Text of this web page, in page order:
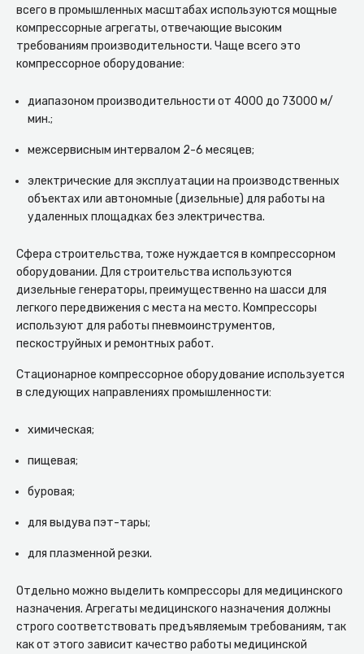
всего в промышленных масштабах используются мощные
компрессорные агрегаты, отвечающие высоким
требованиям производительности. Чаще всего это
компрессорное оборудование:
диапазоном производительности от 4000 до 73000 м/
мин.;
межсервисным интервалом 2-6 месяцев;
электрические для эксплуатации на производственных
объектах или автономные (дизельные) для работы на
удаленных площадках без электричества.
Сфера строительства, тоже нуждается в компрессорном
оборудовании. Для строительства используются
дизельные генераторы, преимущественно на шасси для
легкого передвижения с места на место. Компрессоры
используют для работы пневмоинструментов,
пескоструйных и ремонтных работ.
Стационарное компрессорное оборудование используется
в следующих направлениях промышленности:
химическая;
пищевая;
буровая;
для выдува пэт-тары;
для плазменной резки.
Отдельно можно выделить компрессоры для медицинского
назначения. Агрегаты медицинского назначения должны
строго соответствовать предъявляемым требованиям, так
как от этого зависит качество работы медицинской